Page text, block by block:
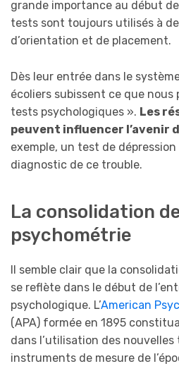
grande importance au début
tests sont toujours utilisés à
d’orientation et de placement.
Dès leur entrée dans le
écoliers subissent ce que nous
tests psychologiques ». Les
peuvent influencer l’avenir
exemple, un test de
diagnostic de ce trouble.
La consolidation
psychométrie
Il semble clair que la
se reflète dans le début de
psychologique. L’American
(APA) formée en 1895
dans l’utilisation des
instruments de mesure de